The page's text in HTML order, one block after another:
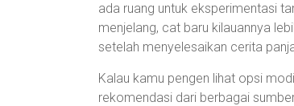
ada ruang untuk eksperimentasi
menjelang, cat baru kilauannya
setelah menyelesaikan cerita
Kalau kamu pengen lihat opsi
rekomendasi dari berbagai